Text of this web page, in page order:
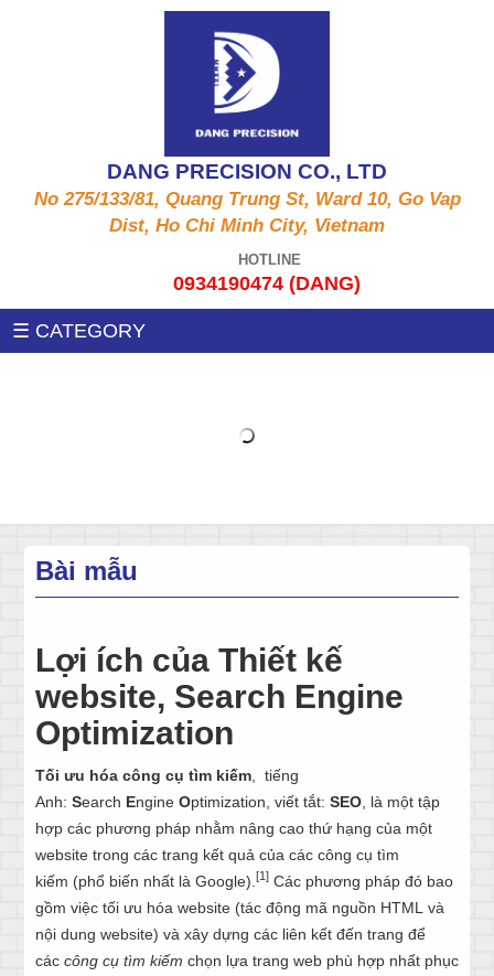
DANG PRECISION CO., LTD
No 275/133/81, Quang Trung St, Ward 10, Go Vap
Dist, Ho Chi Minh City, Vietnam
HOTLINE
0934190474 (DANG)
☰ CATEGORY
Bài mẫu
Lợi ích của Thiết kế
website, Search Engine
Optimization
Tối ưu hóa công cụ tìm kiếm, tiếng
Anh: Search Engine Optimization, viết tắt: SEO, là một tập
hợp các phương pháp nhằm nâng cao thứ hạng của một
website trong các trang kết quả của các công cụ tìm
kiếm (phổ biến nhất là Google). [1]Các phương pháp đó bao
gồm việc tối ưu hóa website (tác động mã nguồn HTML và
nội dung website) và xây dựng các liên kết đến trang để
các công cụ tìm kiếm chọn lựa trang web phù hợp nhất phục
ALUMINUM PRODUCTS A6061, A5052, A5056,
SUS PRODUCT 303 , 304 X , 420 , 430,...
COPPER PRODUCTS C3604, C3602, C1100,
,SS400, .....
MEASUREMENT MACHINE
CNC MILLING MACHINE